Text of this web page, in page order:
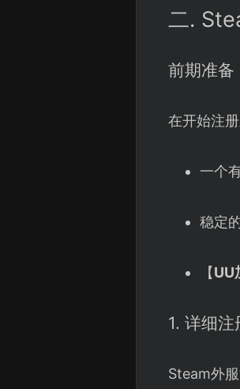
二.
前期准备
在开始注
一个
稳定
【UU
1. 详细注
Steam外